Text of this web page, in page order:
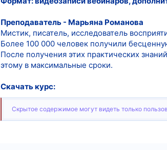
Преподаватель - Марьяна Романова
Мистик, писатель, исследователь
Более 100 000 человек получили
После получения этих практических
этому в максимальные сроки.
Скачать курс:
Скрытое содержимое могут видеть только